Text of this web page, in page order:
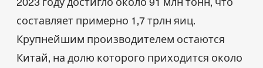
составляет примерно 1,7 трлн яиц.
Крупнейшим производителем остаются
Китай, на долю которого приходится около